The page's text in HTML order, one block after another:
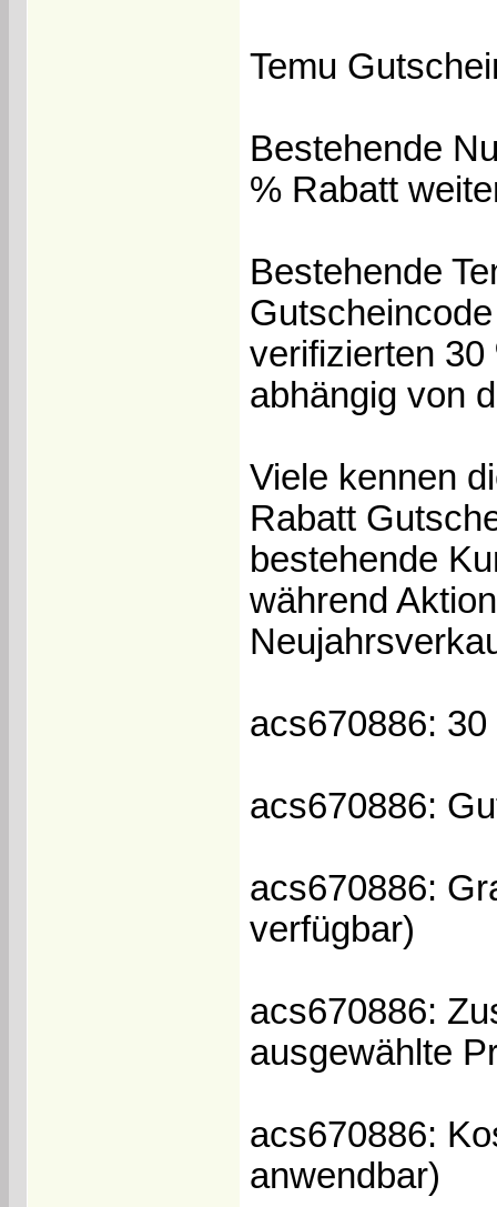
Temu
Bestehende
% Rabatt
Bestehende
verifizierten 30
abhängig von
Viele kennen
Rabatt
bestehende
während
acs670886:
acs670886:
acs670886:
verfügbar)
acs670886:
ausgewählte
acs670886:
anwendbar)